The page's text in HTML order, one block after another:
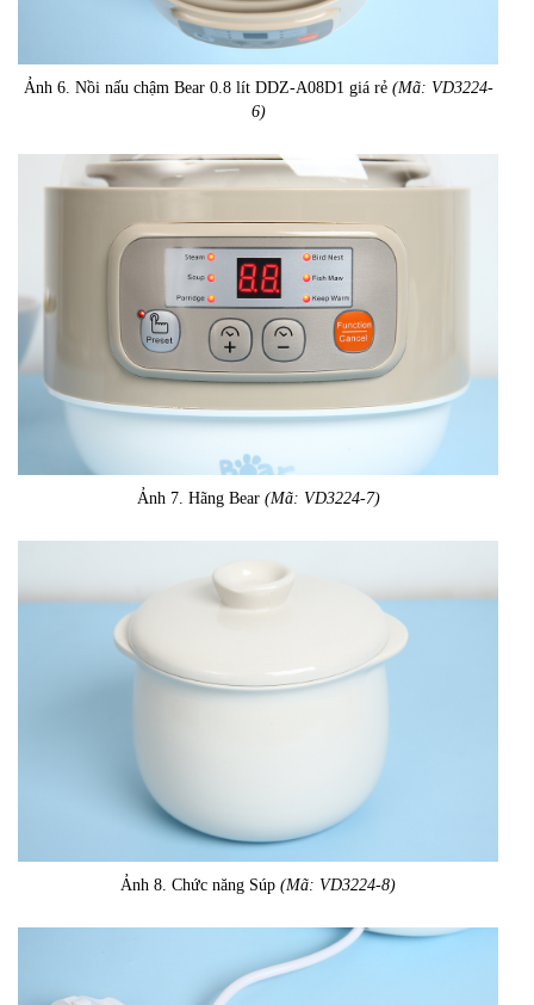
Ảnh 6. Nồi nấu chậm Bear 0.8 lít DDZ-A08D1 giá rẻ (Mã: VD3224-
6)
Ảnh 7. Hãng Bear (Mã: VD3224-7)
Ảnh 8. Chức năng Súp (Mã: VD3224-8)